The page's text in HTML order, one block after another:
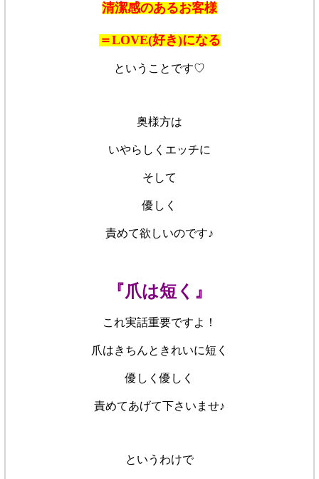
清潔感のあるお客様
＝LOVE(好き)になる
ということです♡
奥様方は
いやらしくエッチに
そして
優しく
責めて欲しいのです♪
『爪は短く』
これ実話重要ですよ！
爪はきちんときれいに短く
優しく優しく
責めてあげて下さいませ♪
というわけで